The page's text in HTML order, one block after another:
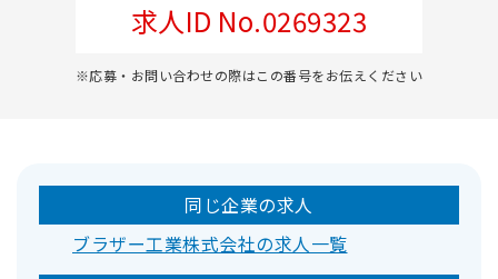
求人ID No.0269323
※応募・お問い合わせの際はこの番号をお伝えください
同じ企業の求人
ブラザー工業株式会社の求人一覧